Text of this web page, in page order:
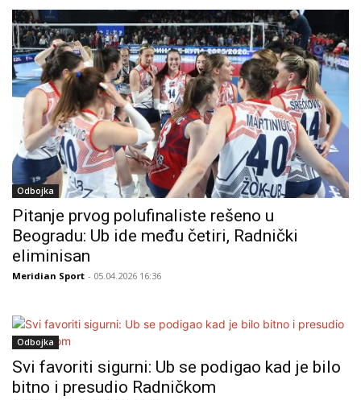
Odbojka
Pitanje prvog polufinaliste rešeno u
Beogradu: Ub ide među četiri, Radnički
eliminisan
Meridian Sport - 05.04.2026 16:36
Odbojka
Svi favoriti sigurni: Ub se podigao kad je bilo
bitno i presudio Radničkom